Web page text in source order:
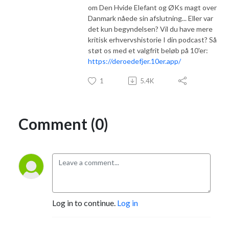
om Den Hvide Elefant og ØKs magt over
Danmark nåede sin afslutning... Eller var
det kun begyndelsen? Vil du have mere
kritisk erhvervshistorie I din podcast? Så
støt os med et valgfrit beløb på 10'er:
https://deroedefjer.10er.app/
1 5.4K
Comment (0)
Log in to continue. Log in